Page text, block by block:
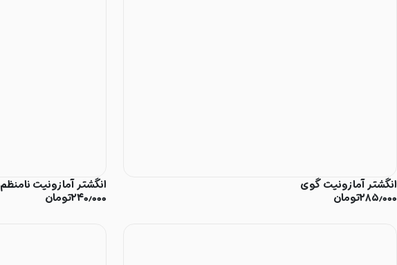
انگشتر آمازونیت گوی
۲۸۵٫۰۰۰تومان
انگشتر آمازونیت نامنظم
۲۴۰٫۰۰۰تومان